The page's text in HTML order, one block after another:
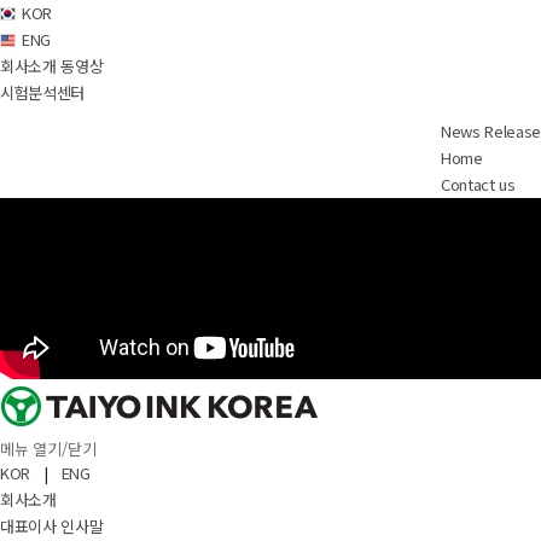
KOR
ENG
회사소개 동영상
시험분석센터
News Release
Home
Contact us
메뉴 열기/닫기
KOR
|
ENG
회사소개
대표이사 인사말